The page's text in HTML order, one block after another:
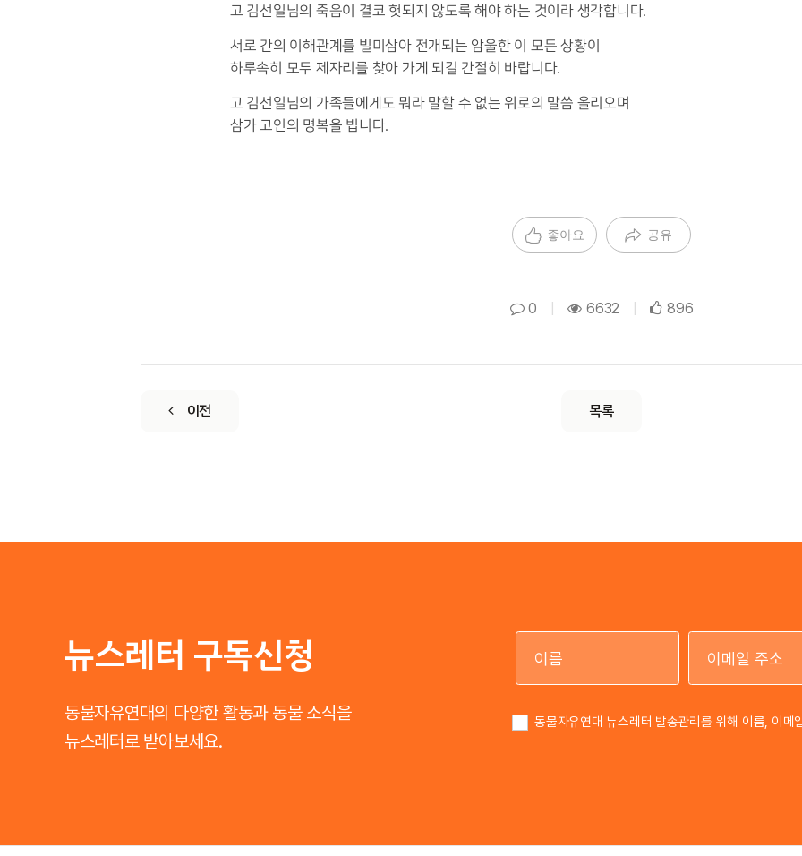
고 김선일님의 죽음이 결코 헛되지 않도록 해야 하는 것이라 생각합니다.
서로 간의 이해관계를 빌미삼아 전개되는 암울한 이 모든 상황이
하루속히 모두 제자리를 찾아 가게 되길 간절히 바랍니다.
고 김선일님의 가족들에게도 뭐라 말할 수 없는 위로의 말씀 올리오며
삼가 고인의 명복을 빕니다.
좋아요 공유
0 6632 896
이전 목록
뉴스레터 구독신청
동물자유연대의 다양한 활동과 동물 소식을
뉴스레터로 받아보세요.
동물자유연대 뉴스레터 발송관리를 위해 이름, 이